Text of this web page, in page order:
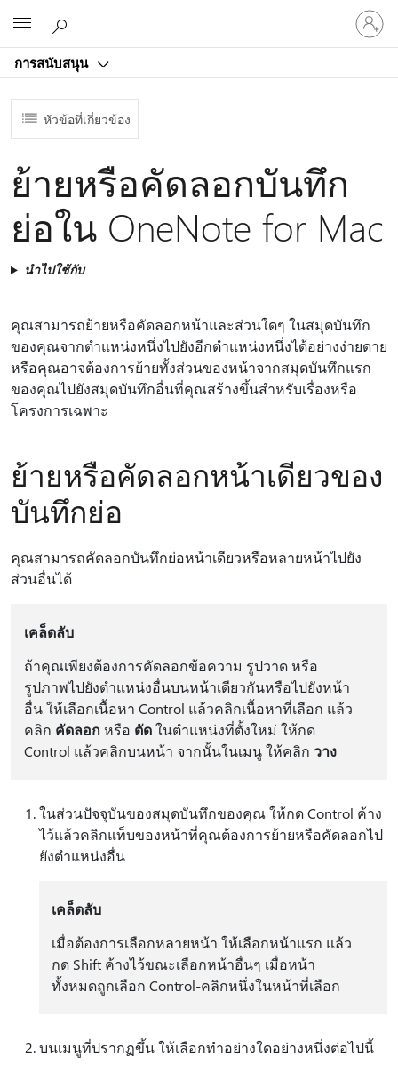
การสนับสนุน
ลงชื่อ
เข้า
บัญชี
หัวข้อที่เกี่ยวข้อง
ย้ายหรือคัดลอกบันทึก
ย่อใน OneNote for Mac
นำไปใช้กับ
คุณสามารถย้ายหรือคัดลอกหน้าและส่วนใดๆ ในสมุดบันทึก
ของคุณจากตําแหน่งหนึ่งไปยังอีกตําแหน่งหนึ่งได้อย่างง่ายดาย
หรือคุณอาจต้องการย้ายทั้งส่วนของหน้าจากสมุดบันทึกแรก
ของคุณไปยังสมุดบันทึกอื่นที่คุณสร้างขึ้นสําหรับเรื่องหรือ
โครงการเฉพาะ
ย้ายหรือคัดลอกหน้าเดียวของ
บันทึกย่อ
คุณสามารถคัดลอกบันทึกย่อหน้าเดียวหรือหลายหน้าไปยัง
ส่วนอื่นได้
เคล็ดลับ
ถ้าคุณเพียงต้องการคัดลอกข้อความ รูปวาด หรือ
รูปภาพไปยังตําแหน่งอื่นบนหน้าเดียวกันหรือไปยังหน้า
อื่น ให้เลือกเนื้อหา Control แล้วคลิกเนื้อหาที่เลือก แล้ว
คลิก คัดลอก หรือ ตัดในตําแหน่งที่ตั้งใหม่ ให้กด
Control แล้วคลิกบนหน้า จากนั้นในเมนู ให้คลิก วาง
ในส่วนปัจจุบันของสมุดบันทึกของคุณ ให้กด Control ค้าง
ไว้แล้วคลิกแท็บของหน้าที่คุณต้องการย้ายหรือคัดลอกไป
ยังตำแหน่งอื่น
เคล็ดลับ
เมื่อต้องการเลือกหลายหน้า ให้เลือกหน้าแรก แล้ว
กด Shift ค้างไว้ขณะเลือกหน้าอื่นๆ เมื่อหน้า
ทั้งหมดถูกเลือก Control-คลิกหนึ่งในหน้าที่เลือก
บนเมนูที่ปรากฏขึ้น ให้เลือกทำอย่างใดอย่างหนึ่งต่อไปนี้